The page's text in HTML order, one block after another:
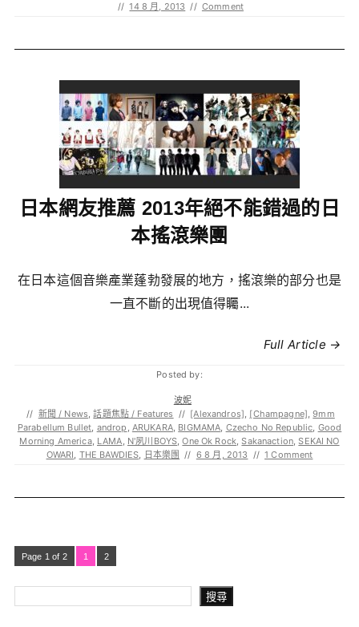
// 14 8 月, 2013 // Comment
日本網友推薦 2013年絕不能錯過的日
本搖滾樂團
在日本這個音樂產業蓬勃發展的地方，搖滾樂的部分也是
一直不斷的出現值得矚...
Full Article →
Posted by:
波妮
// 新聞 / News,話題焦點 / Features // [Alexandros], [Champagne],9mm
Parabellum Bullet, androp , ARUKARA, BIGMAMA, Czecho No Republic, Good
Morning America, LAMA, N'夙川BOYS,One Ok Rock,Sakanaction,SEKAI NO
OWARI, THE BAWDIES, 日本樂團 // 6 8 月, 2013 // 1 Comment
Page 1 of 2 1 2
搜尋